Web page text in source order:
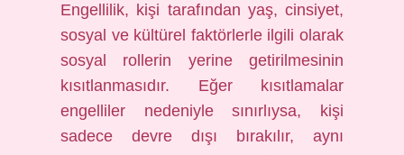
Engellilik, kişi tarafından yaş, cinsiyet,
sosyal ve kültürel faktörlerle ilgili olarak
sosyal rollerin yerine getirilmesinin
kısıtlanmasıdır. Eğer kısıtlamalar
engelliler nedeniyle sınırlıysa, kişi
sadece devre dışı bırakılır, aynı